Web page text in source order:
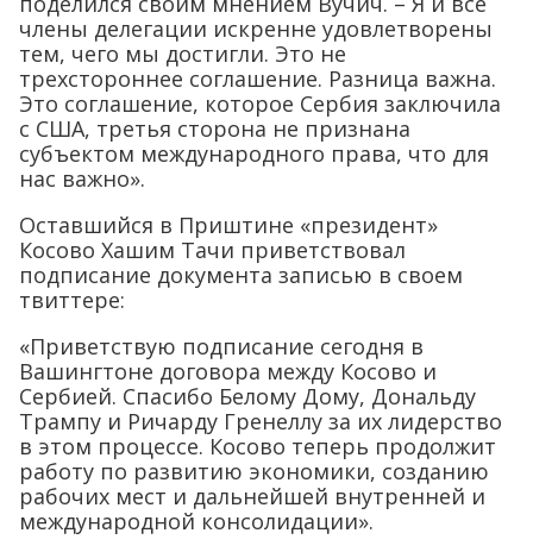
члены делегации искренне удовлетворены
тем, чего мы достигли. Это не
трехстороннее соглашение. Разница важна.
Это соглашение, которое Сербия заключила
с США, третья сторона не признана
субъектом международного права, что для
нас важно».
Оставшийся в Приштине «президент»
Косово Хашим Тачи приветствовал
подписание документа записью в своем
твиттере:
«Приветствую подписание сегодня в
Вашингтоне договора между Косово и
Сербией. Спасибо Белому Дому, Дональду
Трампу и Ричарду Гренеллу за их лидерство
в этом процессе. Косово теперь продолжит
работу по развитию экономики, созданию
рабочих мест и дальнейшей внутренней и
международной консолидации».